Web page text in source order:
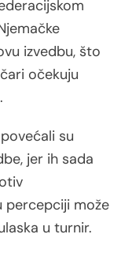
izvedbu, što
očekuju
su
jer ih sada
percepciji može
u turnir.